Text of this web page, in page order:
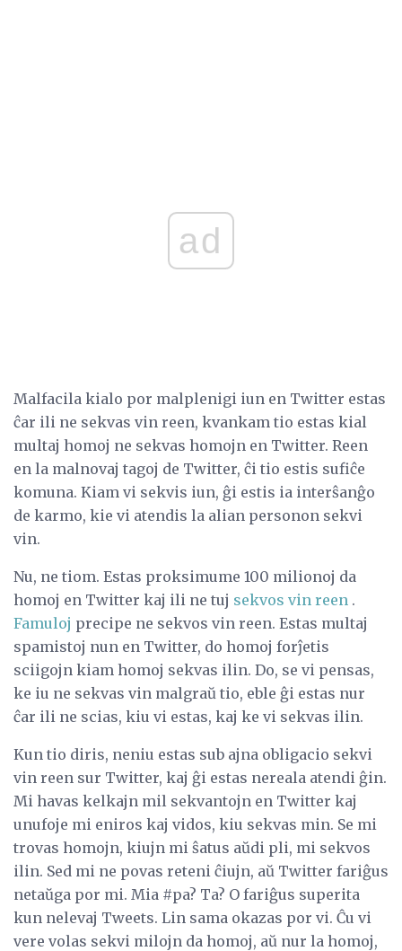
ad
Malfacila kialo por malplenigi iun en Twitter estas
ĉar ili ne sekvas vin reen, kvankam tio estas kial
multaj homoj ne sekvas homojn en Twitter. Reen
en la malnovaj tagoj de Twitter, ĉi tio estis sufiĉe
komuna. Kiam vi sekvis iun, ĝi estis ia interŝanĝo
de karmo, kie vi atendis la alian personon sekvi
vin.
Nu, ne tiom. Estas proksimume 100 milionoj da
homoj en Twitter kaj ili ne tuj sekvos vin reen .
Famuloj precipe ne sekvos vin reen. Estas multaj
spamistoj nun en Twitter, do homoj forĵetis
sciigojn kiam homoj sekvas ilin. Do, se vi pensas,
ke iu ne sekvas vin malgraŭ tio, eble ĝi estas nur
ĉar ili ne scias, kiu vi estas, kaj ke vi sekvas ilin.
Kun tio diris, neniu estas sub ajna obligacio sekvi
vin reen sur Twitter, kaj ĝi estas nereala atendi ĝin.
Mi havas kelkajn mil sekvantojn en Twitter kaj
unufoje mi eniros kaj vidos, kiu sekvas min. Se mi
trovas homojn, kiujn mi ŝatus aŭdi pli, mi sekvos
ilin. Sed mi ne povas reteni ĉiujn, aŭ Twitter fariĝus
netaŭga por mi. Mia #pa? Ta? O fariĝus superita
kun nelevaj Tweets. Lin sama okazas por vi. Ĉu vi
vere volas sekvi milojn da homoj, aŭ nur la homoj,